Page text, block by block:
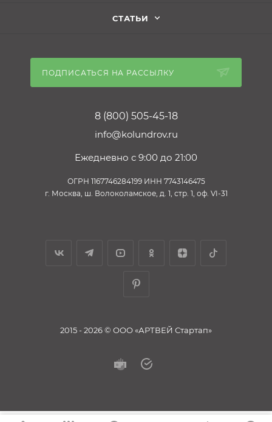
СТАТЬИ
ПОДПИСАТЬСЯ НА РАССЫЛКУ
8 (800) 505-45-18
info@kolundrov.ru
Ежедневно с 9:00 до 21:00
ОГРН 1167746284199 ИНН 7743146475
г. Москва, ш. Волоколамское, д. 1, стр. 1, оф. VI-31
2015 - 2026 © ООО «АРТВЕЙ Стартап»